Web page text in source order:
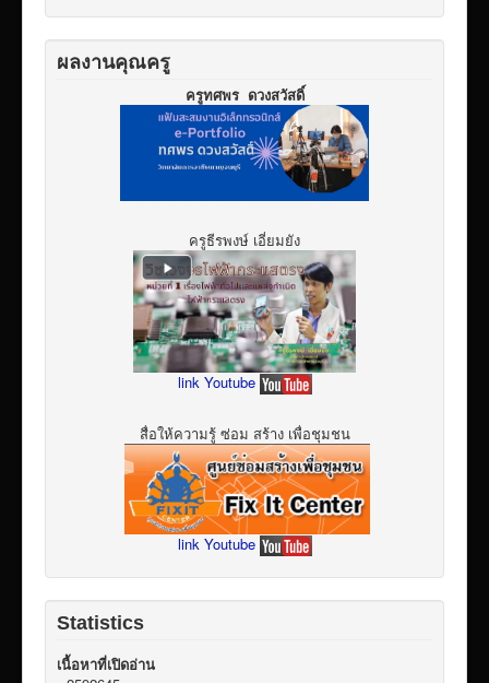
ผลงานคุณครู
ครูทศพร ดวงสวัสดิ์
ครูธีรพงษ์ เอี่ยมยัง
link Youtube
สื่อให้ความรู้ ซ่อม สร้าง เพื่อชุมชน
link Youtube
Statistics
เนื้อหาที่เปิดอ่าน